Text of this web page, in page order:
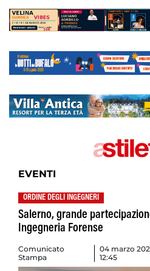
EVENTI
ORDINE DEGLI INGEGNERI
Salerno, grande
Ingegneria Forense
Comunicato
Stampa
04 marzo
12:45